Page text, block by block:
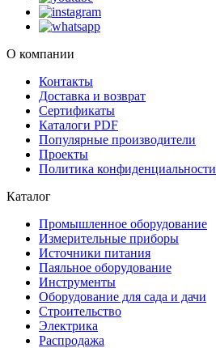
О компании
Контакты
Доставка и возврат
Сертификаты
Каталоги PDF
Популярные производители
Проекты
Политика конфиденциальности
Каталог
Промышленное оборудование
Измерительные приборы
Источники питания
Паяльное оборудование
Инструменты
Оборудование для сада и дачи
Строительство
Электрика
Распродажа